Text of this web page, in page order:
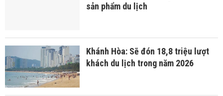
sản phẩm du lịch
Khánh Hòa: Sẽ đón 18,8 triệu lượt
khách du lịch trong năm 2026